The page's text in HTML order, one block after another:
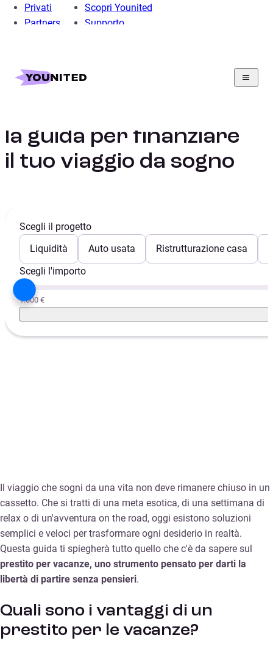
Privati
Partners
Scopri Younited
Supporto
Home Prestito per le Vacanze
la guida per finanziare
il tuo viaggio da sogno
Scegli il progetto
Liquidità
Auto usata Ristrutturazione casa
Scegli l'importo
1.000 €
Il viaggio che sogni da una vita non deve rimanere chiuso in un
cassetto. Che si tratti di una meta esotica, di una settimana di
relax o di un'avventura on the road, oggi esistono soluzioni
semplici e veloci per trasformare ogni desiderio in realtà.
Questa guida ti spiegherà tutto quello che c'è da sapere sul
prestito per vacanze, uno strumento pensato per darti la
libertà di partire senza pensieri.
Quali sono i vantaggi di un
prestito per le vacanze?